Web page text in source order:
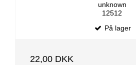
unknown
12512
På lager
22,00 DKK